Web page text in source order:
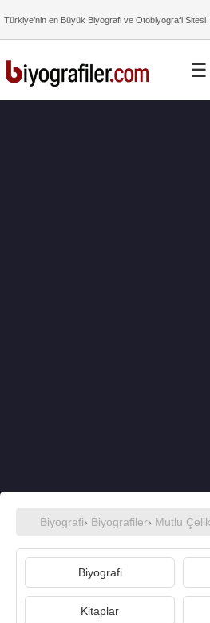
Türkiye’nin en Büyük Biyografi ve Otobiyografi Sitesi
☰
Biyografi› Biyografiler› Mutlu Çelik
Biyografi
Kitaplar